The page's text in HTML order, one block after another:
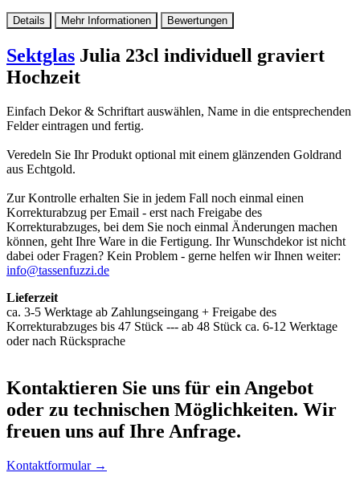
Details Mehr Informationen Bewertungen
Sektglas Julia 23cl individuell graviert
Hochzeit
Einfach Dekor & Schriftart auswählen, Name in die entsprechenden
Felder eintragen und fertig.
Veredeln Sie Ihr Produkt optional mit einem glänzenden Goldrand
aus Echtgold.
Zur Kontrolle erhalten Sie in jedem Fall noch einmal einen
Korrekturabzug per Email - erst nach Freigabe des
Korrekturabzuges, bei dem Sie noch einmal Änderungen machen
können, geht Ihre Ware in die Fertigung. Ihr Wunschdekor ist nicht
dabei oder Fragen? Kein Problem - gerne helfen wir Ihnen weiter:
info@tassenfuzzi.de
Lieferzeit
ca. 3-5 Werktage ab Zahlungseingang + Freigabe des
Korrekturabzuges bis 47 Stück --- ab 48 Stück ca. 6-12 Werktage
oder nach Rücksprache
Kontaktieren Sie uns für ein Angebot
oder zu technischen Möglichkeiten. Wir
freuen uns auf Ihre Anfrage.
Kontaktformular →